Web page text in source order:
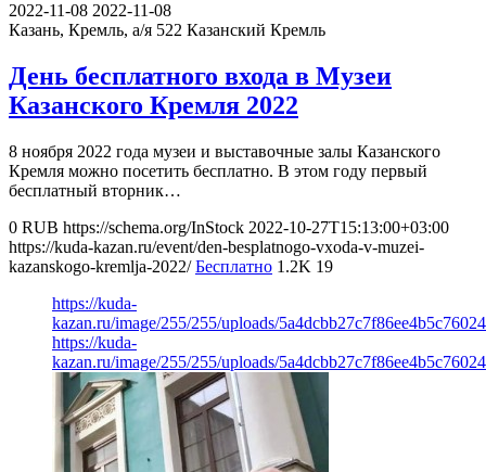
2022-11-08 2022-11-08
Казань, Кремль, а/я 522 Казанский Кремль
День бесплатного входа в Музеи
Казанского Кремля 2022
8 ноября 2022 года музеи и выставочные залы Казанского
Кремля можно посетить бесплатно. В этом году первый
бесплатный вторник…
0 RUB https://schema.org/InStock 2022-10-27T15:13:00+03:00
https://kuda-kazan.ru/event/den-besplatnogo-vxoda-v-muzei-
kazanskogo-kremlja-2022/ Бесплатно 1.2K 19
https://kuda-
kazan.ru/image/255/255/uploads/
https://kuda-
kazan.ru/image/255/255/uploads/